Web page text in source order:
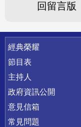
回留言版
快速連結
經典榮耀
節目表
主持人
政府資訊公開
意見信箱
常見問題